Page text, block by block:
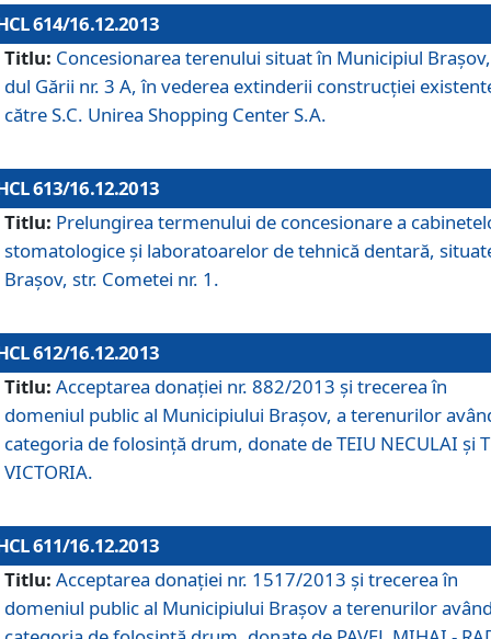
614/16.12.2013
Titlu: Concesionarea terenului situat în Municipiul
dul Gării nr. 3 A, în vederea extinderii construcţiei
către S.C. Unirea Shopping Center S.A.
613/16.12.2013
Titlu: Prelungirea termenului de concesionare a
stomatologice şi laboratoarelor de tehnică dentară,
Braşov, str. Cometei nr. 1.
612/16.12.2013
Titlu: Acceptarea donaţiei nr. 882/2013 şi trecerea în
domeniul public al Municipiului Braşov, a terenurilor
categoria de folosinţă drum, donate de TEIU NECULAI şi
VICTORIA.
611/16.12.2013
Titlu: Acceptarea donaţiei nr. 1517/2013 şi trecerea în
domeniul public al Municipiului Braşov a terenurilor